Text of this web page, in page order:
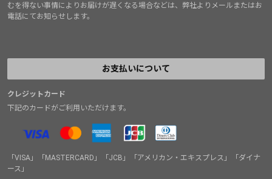
むを得ない事情によりお届けが遅くなる場合などは、弊社よりメールまたはお
電話にてお知らせします。
お支払いについて
クレジットカード
下記のカードがご利用いただけます。
「VISA」「MASTERCARD」「JCB」「アメリカン・エキスプレス」「ダイナ
ース」